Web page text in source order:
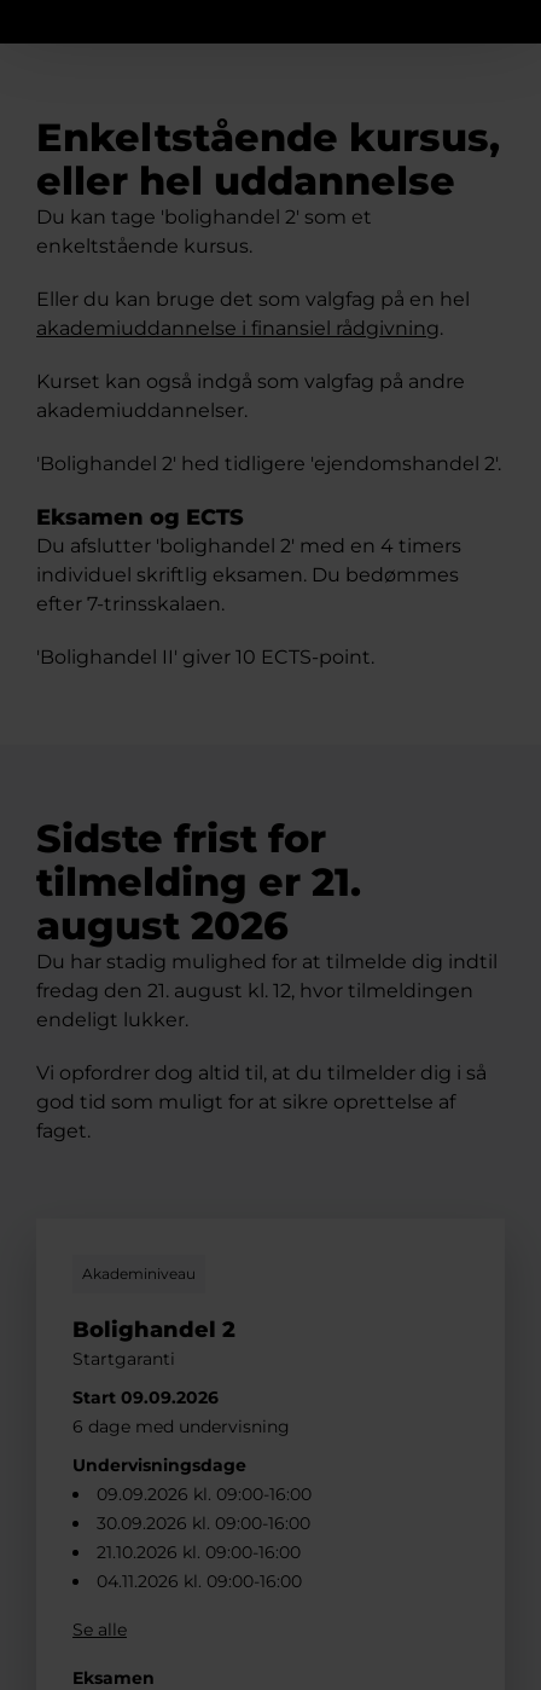
Enkeltstående kursus,
eller hel uddannelse
Du kan tage 'bolighandel 2' som et
enkeltstående kursus.
Eller du kan bruge det som valgfag på en hel
akademiuddannelse i finansiel rådgivning.
Kurset kan også indgå som valgfag på andre
akademiuddannelser.
'Bolighandel 2' hed tidligere 'ejendomshandel 2'.
Eksamen og ECTS
Du afslutter 'bolighandel 2' med en 4 timers
individuel skriftlig eksamen. Du bedømmes
efter 7-trinsskalaen.
'Bolighandel II' giver 10 ECTS-point.
Sidste frist for
tilmelding er 21.
august 2026
Du har stadig mulighed for at tilmelde dig indtil
fredag den 21. august kl. 12, hvor tilmeldingen
endeligt lukker.
Vi opfordrer dog altid til, at du tilmelder dig i så
god tid som muligt for at sikre oprettelse af
faget.
Akademiniveau
Bolighandel 2
Startgaranti
Start 09.09.2026
6 dage med undervisning
Undervisningsdage
09.09.2026 kl. 09:00-16:00
30.09.2026 kl. 09:00-16:00
21.10.2026 kl. 09:00-16:00
04.11.2026 kl. 09:00-16:00
Se alle
Eksamen